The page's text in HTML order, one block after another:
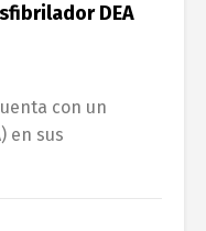
DEA
con un
en sus